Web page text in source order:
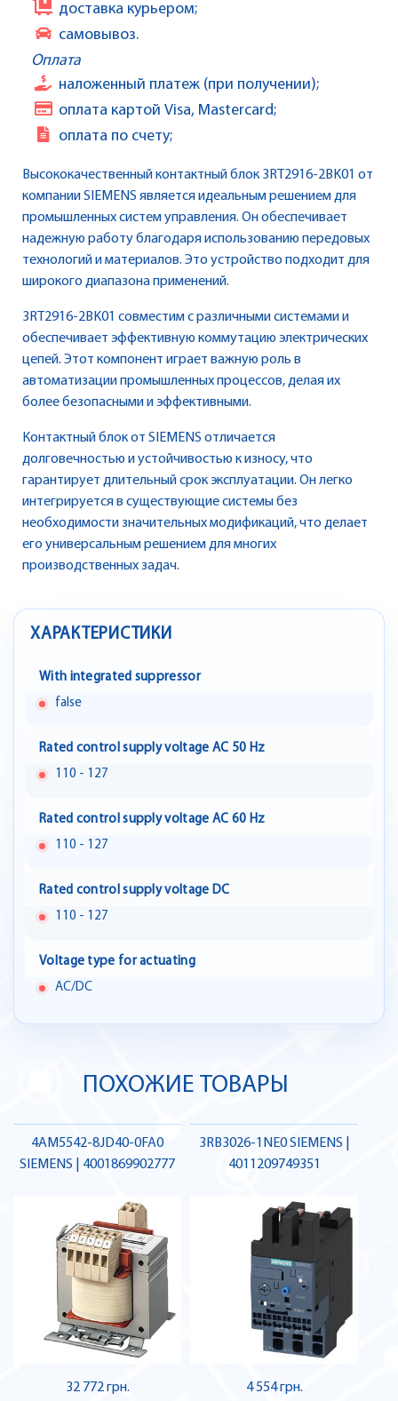
доставка курьером;
самовывоз.
Оплата
наложенный платеж (при получении);
оплата картой Visa, Mastercard;
оплата по счету;
Высококачественный контактный блок 3RT2916-2BK01 от
компании SIEMENS является идеальным решением для
промышленных систем управления. Он обеспечивает
надежную работу благодаря использованию передовых
технологий и материалов. Это устройство подходит для
широкого диапазона применений.
3RT2916-2BK01 совместим с различными системами и
обеспечивает эффективную коммутацию электрических
цепей. Этот компонент играет важную роль в
автоматизации промышленных процессов, делая их
более безопасными и эффективными.
Контактный блок от SIEMENS отличается
долговечностью и устойчивостью к износу, что
гарантирует длительный срок эксплуатации. Он легко
интегрируется в существующие системы без
необходимости значительных модификаций, что делает
его универсальным решением для многих
производственных задач.
ХАРАКТЕРИСТИКИ
With integrated suppressor
false
Rated control supply voltage AC 50 Hz
110 - 127
Rated control supply voltage AC 60 Hz
110 - 127
Rated control supply voltage DC
110 - 127
Voltage type for actuating
AC/DC
ПОХОЖИЕ ТОВАРЫ
4AM5542-8JD40-0FA0
SIEMENS | 4001869902777
32 772 грн.
3RB3026-1NE0 SIEMENS |
4011209749351
4 554 грн.